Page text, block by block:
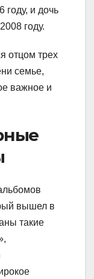
году, и дочь
году.
отцом трех
семье,
важное и
вышел в
такие